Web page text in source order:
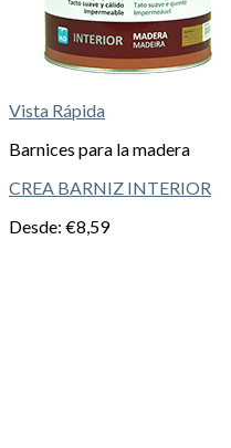
Vista Rápida
Barnices para la madera
CREA BARNIZ INTERIOR
Desde: €8,59